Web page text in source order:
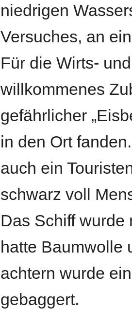
niedrigen
Versuches, an
Für die Wirts-
willkommenes
gefährlicher
in den Ort
auch ein
schwarz voll
Das Schiff wurde
hatte Baumwolle
achtern wurde
gebaggert.